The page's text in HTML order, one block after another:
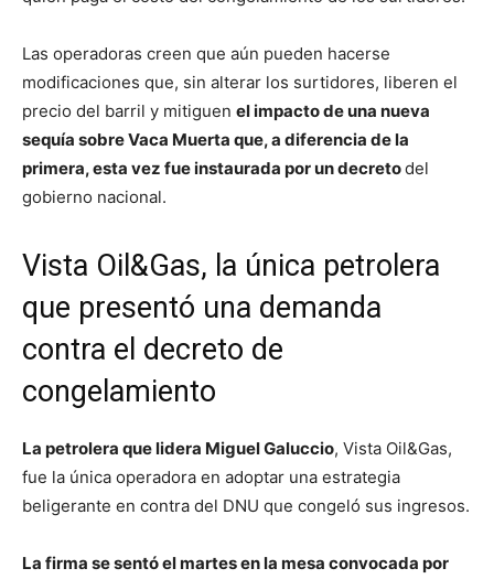
Las operadoras creen que aún pueden hacerse
modificaciones que, sin alterar los surtidores, liberen el
precio del barril y mitiguen el impacto de una nueva
sequía sobre Vaca Muerta que, a diferencia de la
primera, esta vez fue instaurada por un decretodel
gobierno nacional.
Vista Oil&Gas, la única petrolera
que presentó una demanda
contra el decreto de
congelamiento
La petrolera que lidera Miguel Galuccio, Vista Oil&Gas,
fue la única operadora en adoptar una estrategia
beligerante en contra del DNU que congeló sus ingresos.
La firma se sentó el martes en la mesa convocada por